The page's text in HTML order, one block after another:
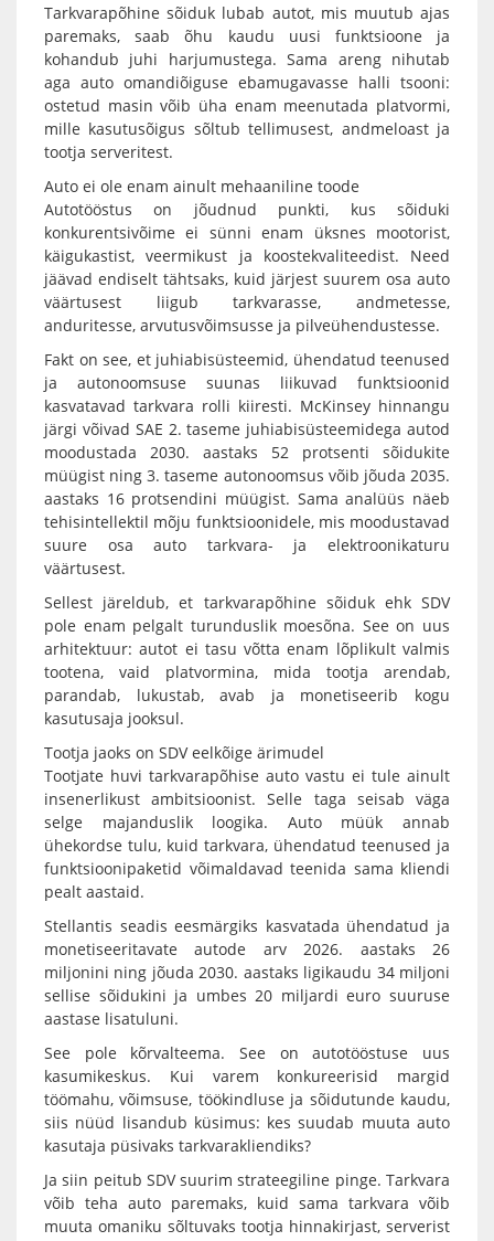
Tarkvarapõhine sõiduk lubab autot, mis muutub ajas
paremaks, saab õhu kaudu uusi funktsioone ja
kohandub juhi harjumustega. Sama areng nihutab
aga auto omandiõiguse ebamugavasse halli tsooni:
ostetud masin võib üha enam meenutada platvormi,
mille kasutusõigus sõltub tellimusest, andmeloast ja
tootja serveritest.
Auto ei ole enam ainult mehaaniline toode
Autotööstus on jõudnud punkti, kus sõiduki
konkurentsivõime ei sünni enam üksnes mootorist,
käigukastist, veermikust ja koostekvaliteedist. Need
jäävad endiselt tähtsaks, kuid järjest suurem osa auto
väärtusest liigub tarkvarasse, andmetesse,
anduritesse, arvutusvõimsusse ja pilveühendustesse.
Fakt on see, et juhiabisüsteemid, ühendatud teenused
ja autonoomsuse suunas liikuvad funktsioonid
kasvatavad tarkvara rolli kiiresti. McKinsey hinnangu
järgi võivad SAE 2. taseme juhiabisüsteemidega autod
moodustada 2030. aastaks 52 protsenti sõidukite
müügist ning 3. taseme autonoomsus võib jõuda 2035.
aastaks 16 protsendini müügist. Sama analüüs näeb
tehisintellektil mõju funktsioonidele, mis moodustavad
suure osa auto tarkvara- ja elektroonikaturu
väärtusest.
Sellest järeldub, et tarkvarapõhine sõiduk ehk SDV
pole enam pelgalt turunduslik moesõna. See on uus
arhitektuur: autot ei tasu võtta enam lõplikult valmis
tootena, vaid platvormina, mida tootja arendab,
parandab, lukustab, avab ja monetiseerib kogu
kasutusaja jooksul.
Tootja jaoks on SDV eelkõige ärimudel
Tootjate huvi tarkvarapõhise auto vastu ei tule ainult
insenerlikust ambitsioonist. Selle taga seisab väga
selge majanduslik loogika. Auto müük annab
ühekordse tulu, kuid tarkvara, ühendatud teenused ja
funktsioonipaketid võimaldavad teenida sama kliendi
pealt aastaid.
Stellantis seadis eesmärgiks kasvatada ühendatud ja
monetiseeritavate autode arv 2026. aastaks 26
miljonini ning jõuda 2030. aastaks ligikaudu 34 miljoni
sellise sõidukini ja umbes 20 miljardi euro suuruse
aastase lisatuluni.
See pole kõrvalteema. See on autotööstuse uus
kasumikeskus. Kui varem konkureerisid margid
töömahu, võimsuse, töökindluse ja sõidutunde kaudu,
siis nüüd lisandub küsimus: kes suudab muuta auto
kasutaja püsivaks tarkvarakliendiks?
Ja siin peitub SDV suurim strateegiline pinge. Tarkvara
võib teha auto paremaks, kuid sama tarkvara võib
muuta omaniku sõltuvaks tootja hinnakirjast, serverist